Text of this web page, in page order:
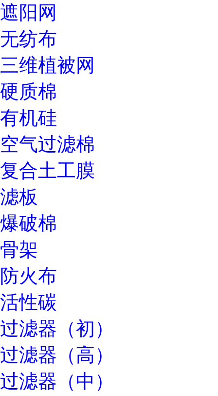
遮阳网
无纺布
三维植被网
硬质棉
有机硅
空气过滤棉
复合土工膜
滤板
爆破棉
骨架
防火布
活性碳
过滤器（初）
过滤器（高）
过滤器（中）